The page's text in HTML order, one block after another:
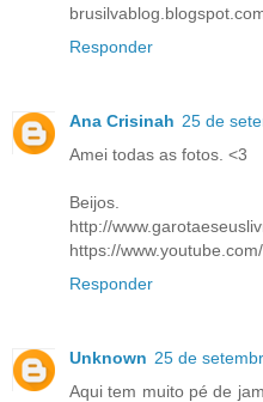
Responder
Ana Crisinah 25 de
Amei todas as fotos. <3
Beijos.
http://
https://
Responder
Unknown 25 de
Aqui tem muito pé de